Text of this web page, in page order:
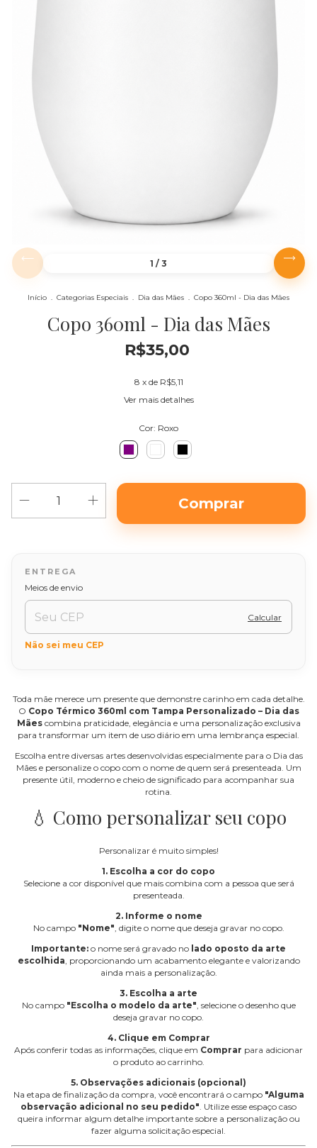
1 / 3
Início . Categorias Especiais . Dia das Mães . Copo 360ml - Dia das Mães
Copo 360ml - Dia das Mães
R$35,00
8 x de R$5,11
Ver mais detalhes
Cor: Roxo
Entregas para o CEP:
Meios de envio
Calcular
Não sei meu CEP
Toda mãe merece um presente que demonstre carinho em cada detalhe.
O Copo Térmico 360ml com Tampa Personalizado – Dia das
Mãescombina praticidade, elegância e uma personalização exclusiva
para transformar um item de uso diário em uma lembrança especial.
Escolha entre diversas artes desenvolvidas especialmente para o Dia das
Mães e personalize o copo com o nome de quem será presenteada. Um
presente útil, moderno e cheio de significado para acompanhar sua
rotina.
💧 Como personalizar seu copo
Personalizar é muito simples!
1. Escolha a cor do copo
Selecione a cor disponível que mais combina com a pessoa que será
presenteada.
2. Informe o nome
No campo "Nome" , digite o nome que deseja gravar no copo.
Importante: o nome será gravado no lado oposto da arte
escolhida , proporcionando um acabamento elegante e valorizando
ainda mais a personalização.
3. Escolha a arte
No campo "Escolha o modelo da arte" , selecione o desenho que
deseja gravar no copo.
4. Clique em Comprar
Após conferir todas as informações, clique em Comprar para adicionar
o produto ao carrinho.
5. Observações adicionais (opcional)
Na etapa de finalização da compra, você encontrará o campo "Alguma
observação adicional no seu pedido" . Utilize esse espaço caso
queira informar algum detalhe importante sobre a personalização ou
fazer alguma solicitação especial.